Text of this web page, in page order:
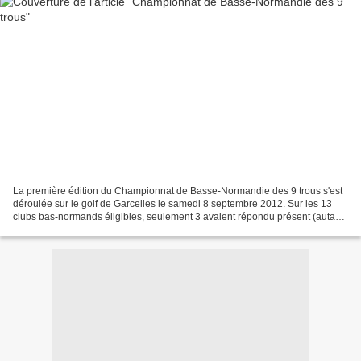
La première édition du Championnat de Basse-Normandie des 9 trous s'est
déroulée sur le golf de Garcelles le samedi 8 septembre 2012. Sur les 13
clubs bas-normands éligibles, seulement 3 avaient répondu présent (autant